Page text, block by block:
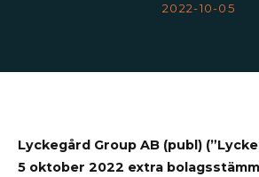
2022-10-05
Lyckegård Group AB (publ)
5 oktober 2022 extra